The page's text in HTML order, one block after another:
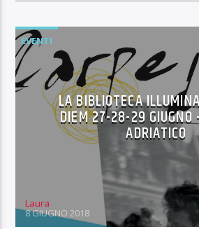
EVENTI
LA BIBLIOTECA
DIEM 27-28-29 GIUGNO
ADRIATICO
Laura
8 GIUGNO 2018